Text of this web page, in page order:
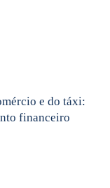
e do táxi:
financeiro